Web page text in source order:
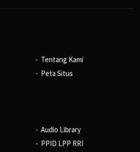
Tentang Kami
Peta Situs
Audio Library
PPID LPP RRI